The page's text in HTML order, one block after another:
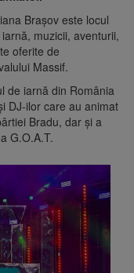
Brașov este locul
muzicii, aventurii,
oferite de
Massif.
de iarnă din România
DJ-ilor care au animat
Bradu, dar și a
G.O.A.T.